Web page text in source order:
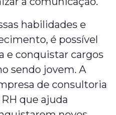
habilidades e
é possível
e conquistar cargos
sendo jovem. A
de consultoria
que ajuda